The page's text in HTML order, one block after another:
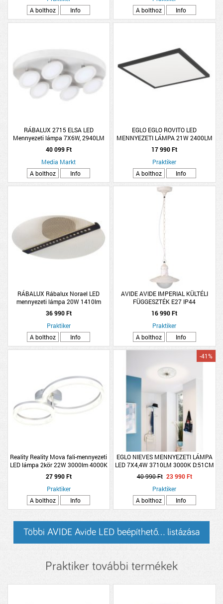
A bolthoz
Info
A bolthoz
Info
RÁBALUX 2715 ELSA LED
Mennyezeti lámpa 7X6W, 2940LM
40 099 Ft
Media Markt
A bolthoz
Info
EGLO EGLO ROVITO LED
MENNYEZETI LÁMPA 21W 2400LM
2700-6500K IP44 39X39CM FEKETE
17 990 Ft
Praktiker
A bolthoz
Info
RÁBALUX Rábalux Norael LED
mennyezeti lámpa 20W 1410lm
3000K IP20 fekete-átlátszó
36 990 Ft
Praktiker
A bolthoz
Info
AVIDE AVIDE IMPERIAL KÜLTÉLI
FÜGGESZTÉK E27 IP44
24X24X83CM ANTIK FEHÉR
16 990 Ft
Praktiker
A bolthoz
Info
Reality Reality Mova fali-mennyezeti
LED lámpa 2kör 22W 3000lm 4000K
IP20 51X12,5X33cm feh-króm
27 990 Ft
Praktiker
A bolthoz
Info
EGLO NIEVES MENNYEZETI LÁMPA
LED 7X4,4W 3710LM 3000K D:51CM
FEHÉR
-41%
40 990 Ft 23 990 Ft
Praktiker
A bolthoz
Info
Többi AVIDE Avide LED beépíthető... listázása
Praktiker további termékek